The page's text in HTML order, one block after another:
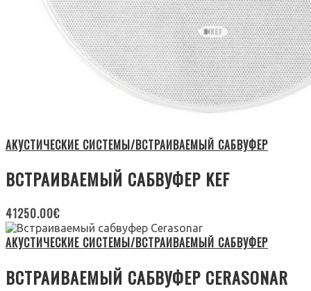
АКУСТИЧЕСКИЕ СИСТЕМЫ/ВСТРАИВАЕМЫЙ САБВУФЕР
ВСТРАИВАЕМЫЙ САБВУФЕР KEF
41250.00€
АКУСТИЧЕСКИЕ СИСТЕМЫ/ВСТРАИВАЕМЫЙ САБВУФЕР
ВСТРАИВАЕМЫЙ САБВУФЕР CERASONAR